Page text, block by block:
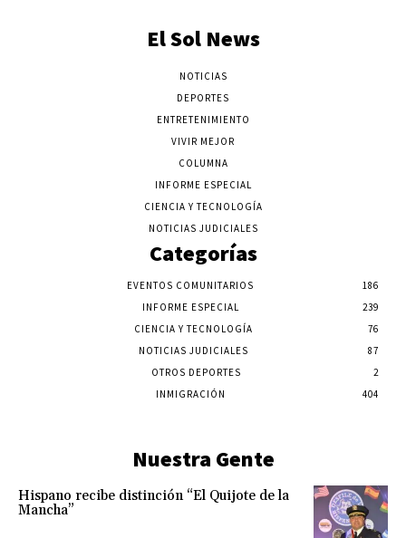
El Sol News
NOTICIAS
DEPORTES
ENTRETENIMIENTO
VIVIR MEJOR
COLUMNA
INFORME ESPECIAL
CIENCIA Y TECNOLOGÍA
NOTICIAS JUDICIALES
Categorías
EVENTOS COMUNITARIOS
186
INFORME ESPECIAL
239
CIENCIA Y TECNOLOGÍA
76
NOTICIAS JUDICIALES
87
OTROS DEPORTES
2
INMIGRACIÓN
404
Nuestra Gente
Hispano recibe distinción “El Quijote de la
Mancha”